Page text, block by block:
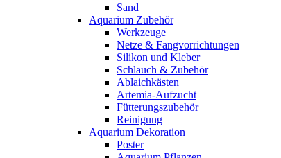
Sand
Aquarium Zubehör
Werkzeuge
Netze & Fangvorrichtungen
Silikon und Kleber
Schlauch & Zubehör
Ablaichkästen
Artemia-Aufzucht
Fütterungszubehör
Reinigung
Aquarium Dekoration
Poster